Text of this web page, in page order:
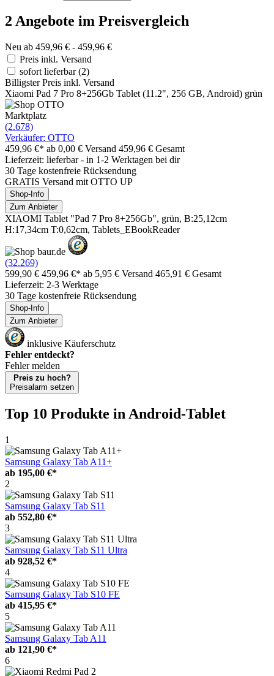
2 Angebote im Preisvergleich
Neu ab 459,96 € - 459,96 €
Preis inkl. Versand
sofort lieferbar(2)
Billigster Preis inkl. Versand
Xiaomi Pad 7 Pro 8+256Gb Tablet (11.2", 256 GB, Android) grün
Marktplatz
(2.678)
Verkäufer: OTTO
459,96 €* ab 0,00 € Versand 459,96 € Gesamt
Lieferzeit: lieferbar - in 1-2 Werktagen bei dir
30 Tage kostenfreie Rücksendung
GRATIS Versand mit OTTO UP
Shop-Info
Zum Anbieter
XIAOMI Tablet "Pad 7 Pro 8+256Gb", grün, B:25,12cm
H:17,34cm T:0,62cm, Tablets_EBookReader
(32.269)
599,90 € 459,96 €* ab 5,95 € Versand 465,91 € Gesamt
Lieferzeit: 2-3 Werktage
30 Tage kostenfreie Rücksendung
Shop-Info
Zum Anbieter
inklusive Käuferschutz
Fehler entdeckt?
Fehler melden
Preis zu hoch?
Preisalarm setzen
Top 10 Produkte in Android-Tablet
1
Samsung Galaxy Tab A11+
ab 195,00 €*
2
Samsung Galaxy Tab S11
ab 552,80 €*
3
Samsung Galaxy Tab S11 Ultra
ab 928,52 €*
4
Samsung Galaxy Tab S10 FE
ab 415,95 €*
5
Samsung Galaxy Tab A11
ab 121,90 €*
6